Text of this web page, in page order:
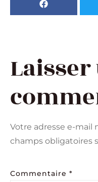
Votre adresse e-mail
champs obligatoires
Commentaire *